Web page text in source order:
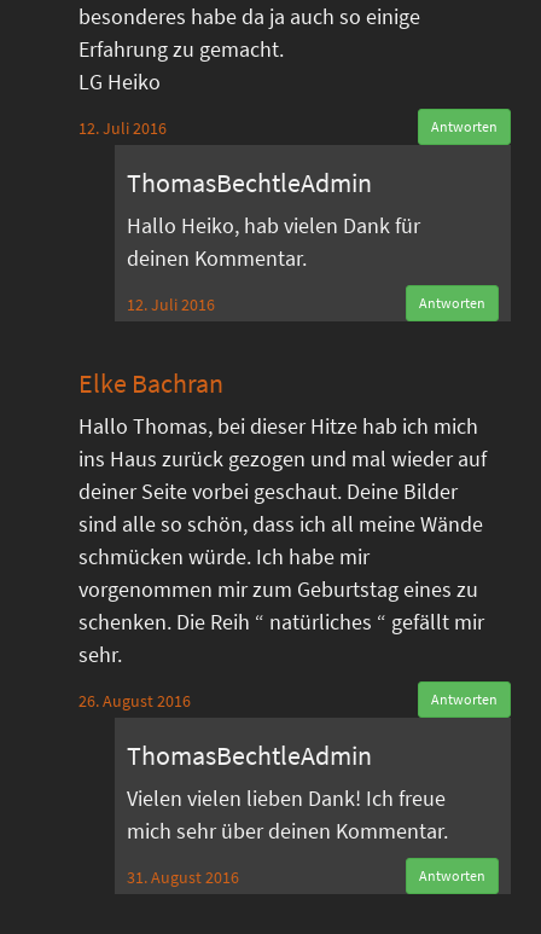
besonderes habe da ja auch so einige
Erfahrung zu gemacht.
LG Heiko
12. Juli 2016 Antworten
ThomasBechtleAdmin
Hallo Heiko, hab vielen Dank für
deinen Kommentar.
12. Juli 2016 Antworten
Elke Bachran
Hallo Thomas, bei dieser Hitze hab ich mich
ins Haus zurück gezogen und mal wieder auf
deiner Seite vorbei geschaut. Deine Bilder
sind alle so schön, dass ich all meine Wände
schmücken würde. Ich habe mir
vorgenommen mir zum Geburtstag eines zu
schenken. Die Reih “ natürliches “ gefällt mir
sehr.
26. August 2016 Antworten
ThomasBechtleAdmin
Vielen vielen lieben Dank! Ich freue
mich sehr über deinen Kommentar.
31. August 2016 Antworten